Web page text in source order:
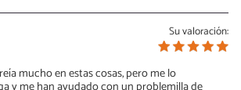
Su valoración:
mucho en estas cosas, pero me lo